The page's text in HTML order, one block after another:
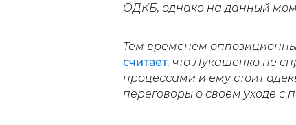
ОДКБ, однако на данный
Тем временем
считает, что Лукашенко не
процессами и ему стоит
переговоры о своем уходе с